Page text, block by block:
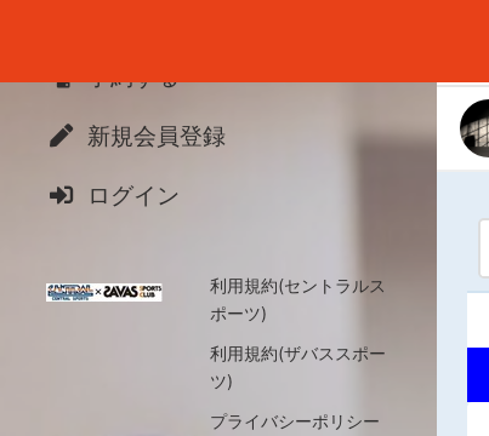
予約する
新規会員登録
ログイン
利用規約(セントラルス
ポーツ)
利用規約(ザバススポー
ツ)
プライバシーポリシー